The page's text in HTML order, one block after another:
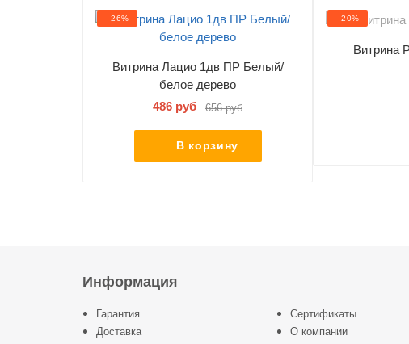
- 26%
Витрина Лацио 1дв ПР Белый/
белое дерево
486 руб
656 руб
В корзину
- 20%
Витрина
Информация
Гарантия
Доставка
Сертификаты
О компании